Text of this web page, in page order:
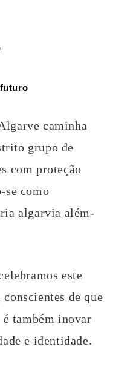
caminha
grupo de
com proteção
se como
algarvia além-
este
de que
também inovar
e identidade.